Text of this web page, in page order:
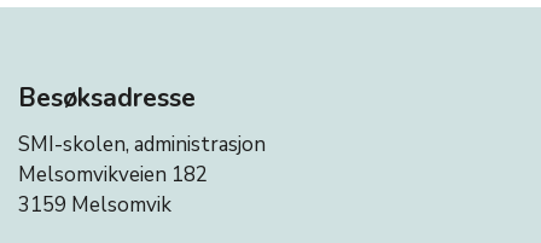
Besøksadresse
SMI-skolen, administrasjon
Melsomvikveien 182
3159 Melsomvik